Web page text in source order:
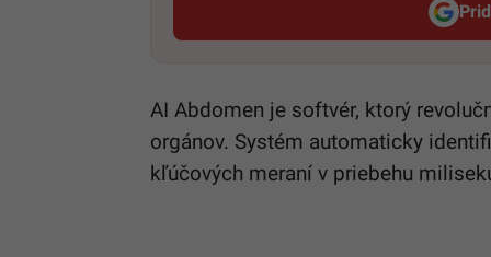
AI Abdomen je softvér, ktorý
orgánov. Systém automaticky
kľúčových meraní v priebehu